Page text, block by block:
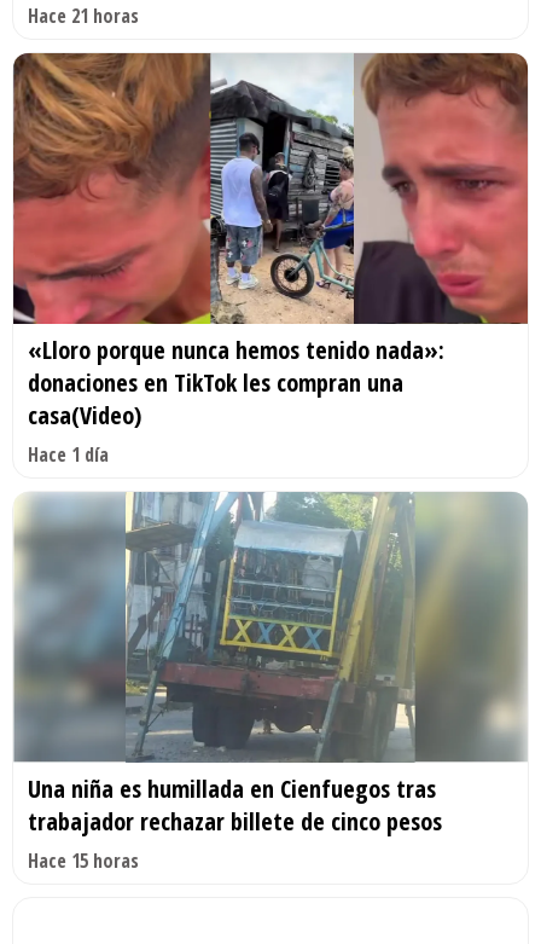
Hace 21 horas
«Lloro porque nunca hemos tenido nada»:
donaciones en TikTok les compran una
casa(Video)
Hace 1 día
Una niña es humillada en Cienfuegos tras
trabajador rechazar billete de cinco pesos
Hace 15 horas